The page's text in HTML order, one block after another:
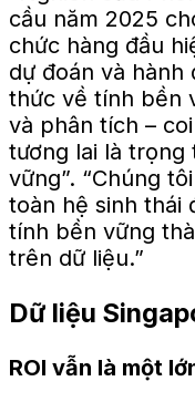
cầu năm 2025
chức hàng đầu
dự đoán và
thức về tính bền
và phân tích –
tương lai là trọng
vững”. “Chúng
toàn hệ sinh thái
tính bền vững
trên dữ liệu.”
Dữ liệu
ROI vẫn là một